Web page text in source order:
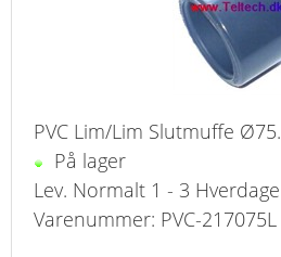
PVC Lim/Lim Slutmuffe Ø75.
På lager
Lev. Normalt 1 - 3 Hverdage
Varenummer: PVC-217075L